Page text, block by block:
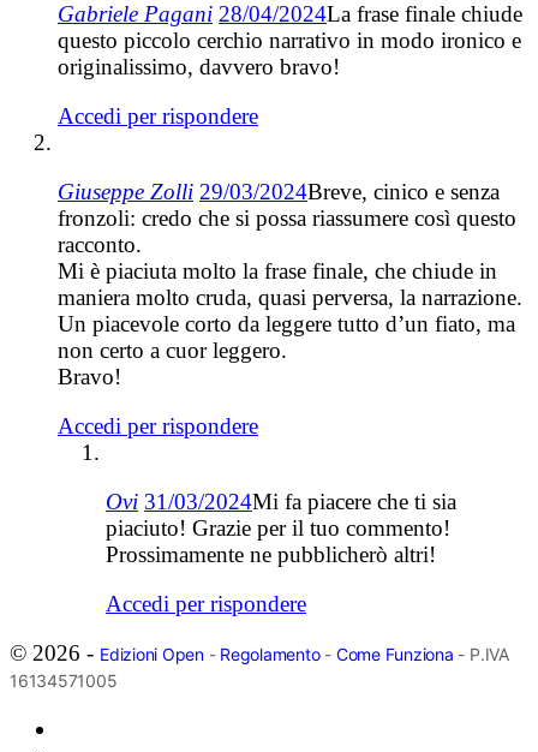
Gabriele Pagani 28/04/2024La frase finale chiude
questo piccolo cerchio narrativo in modo ironico e
originalissimo, davvero bravo!
Accedi per rispondere
Giuseppe Zolli 29/03/2024Breve, cinico e senza
fronzoli: credo che si possa riassumere così questo
racconto.
Mi è piaciuta molto la frase finale, che chiude in
maniera molto cruda, quasi perversa, la narrazione.
Un piacevole corto da leggere tutto d’un fiato, ma
non certo a cuor leggero.
Bravo!
Accedi per rispondere
Ovi 31/03/2024Mi fa piacere che ti sia
piaciuto! Grazie per il tuo commento!
Prossimamente ne pubblicherò altri!
Accedi per rispondere
© 2026 - Edizioni Open- Regolamento- Come Funziona - P.IVA
16134571005